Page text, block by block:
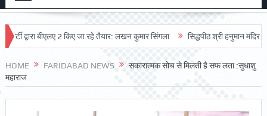
बीएलए 2 किए जा रहे तैयार: लखन कुमार सिंगला सिद्धपीठ श्री हनुमान मंदिर का
HOME FARIDABAD NEWS
सकारात्मक सोच से मिलती है सफ लता :सुधाशु
महाराज